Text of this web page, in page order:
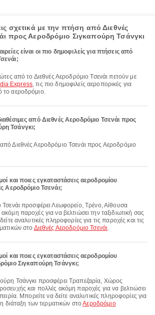
σχετικά με την πτήση από Διεθνές
προς Αεροδρόμιο Σιγκαπούρη Τσάνγκι
είναι οι πιο δημοφιλείς για πτήσεις από
από το Διεθνές Αεροδρόμιο Τσενάι πετούν με
Express, τις πιο δημοφιλείς αεροπορικές για
το αεροδρόμιο.
από Διεθνές Αεροδρόμιο Τσενάι προς
Τσάνγκι;
και ποιες εγκαταστάσεις αεροδρομίου
Αεροδρόμιο Τσενάι;
παροχές για να βελτιώσει την ταξιδιωτική σας
αναλυτικές πληροφορίες για τις παροχές και τις
στο Διεθνές Αεροδρόμιο Τσενάι.
και ποιες εγκαταστάσεις αεροδρομίου
Σιγκαπούρη Τσάνγκι;
και πολλές ακόμη παροχές για να βελτιώσει
Μπορείτε να δείτε αναλυτικές πληροφορίες για
διάταξη των τερματικών στοΑεροδρόμιο